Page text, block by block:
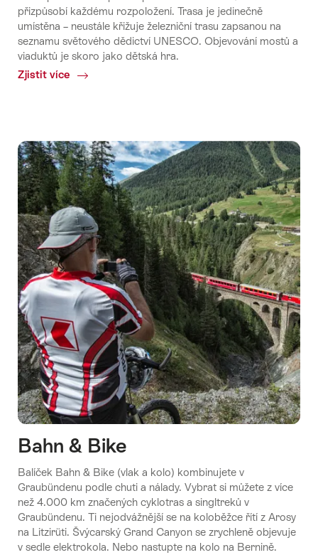
přizpůsobí každému rozpoložení. Trasa je jedinečně
umístěna – neustále křižuje železniční trasu zapsanou na
seznamu světového dědictví UNESCO. Objevování mostů a
viaduktů je skoro jako dětská hra.
Zjistit více
Common.Of
Bahn & Bike
Balíček Bahn & Bike (vlak a kolo) kombinujete v
Graubündenu podle chuti a nálady. Vybrat si můžete z více
než 4.000 km značených cyklotras a singltreků v
Graubündenu. Ti nejodvážnější se na koloběžce řítí z Arosy
na Litzirüti. Švýcarský Grand Canyon se zrychleně objevuje
v sedle elektrokola. Nebo nastupte na kolo na Bernině.